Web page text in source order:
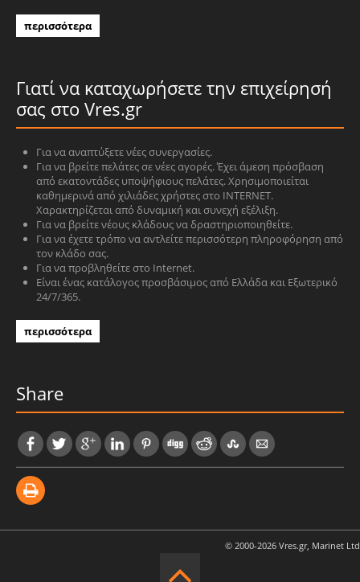
περισσότερα
Γιατί να καταχωρήσετε την επιχείρησή
σας στο Vres.gr
Για να αναπτύξετε νέες συνεργασίες.
Για να βρείτε πελάτες σε νέες αγορές. Έχει άμεση πρόσβαση
από εκατοντάδες υποψήφιους πελάτες. Χρησιμοποιείται
καθημερινά από χιλιάδες χρήστες στο INTERNET.
Χαρακτηρίζεται από δυναμική και συνεχή εξέλιξη.
Για να βρείτε νέους κλάδους να δραστηριοποιηθείτε.
Για να έχετε τρόπο να αντλείτε περισσότερη πληροφόρηση από
τον κλάδο σας.
Για να προβληθείτε στο Internet.
Είναι ένας κατάλογος προσβάσιμος από Ελλάδα και Εξωτερικό
24/7/365.
περισσότερα
Share
© 2000-2026 Vres.gr, Marinet Ltd